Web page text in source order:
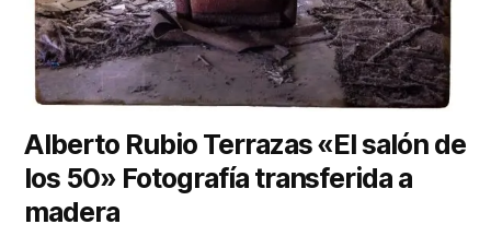
Alberto Rubio Terrazas «El salón de
los 50» Fotografía transferida a
madera